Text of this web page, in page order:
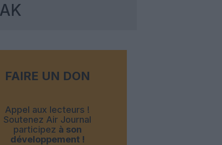
FAIRE UN DON
Appel aux lecteurs !
Soutenez Air Journal
participez à son
développement !